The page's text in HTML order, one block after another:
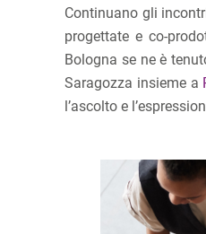
Continuano gli
progettate e co-
Bologna se ne è
Saragozza insieme a
l’ascolto e